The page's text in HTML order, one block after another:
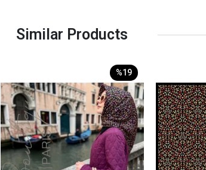
Similar Products
%19